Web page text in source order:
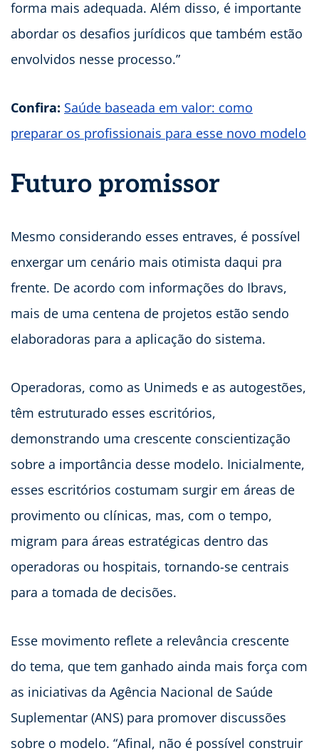
forma mais adequada. Além disso, é importante
abordar os desafios jurídicos que também estão
envolvidos nesse processo.”
Confira: Saúde baseada em valor: como
preparar os profissionais para esse novo modelo
Futuro promissor
Mesmo considerando esses entraves, é possível
enxergar um cenário mais otimista daqui pra
frente. De acordo com informações do Ibravs,
mais de uma centena de projetos estão sendo
elaboradoras para a aplicação do sistema.
Operadoras, como as Unimeds e as autogestões,
têm estruturado esses escritórios,
demonstrando uma crescente conscientização
sobre a importância desse modelo. Inicialmente,
esses escritórios costumam surgir em áreas de
provimento ou clínicas, mas, com o tempo,
migram para áreas estratégicas dentro das
operadoras ou hospitais, tornando-se centrais
para a tomada de decisões.
Esse movimento reflete a relevância crescente
do tema, que tem ganhado ainda mais força com
as iniciativas da Agência Nacional de Saúde
Suplementar (ANS) para promover discussões
sobre o modelo. “Afinal, não é possível construir